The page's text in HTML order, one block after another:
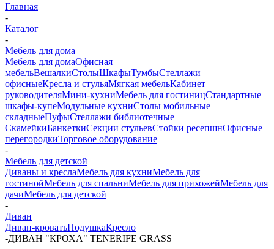
Главная
-
Каталог
-
Мебель для дома
Мебель для домаОфисная
мебельВешалкиСтолыШкафыТумбыСтеллажи
офисныеКресла и стульяМягкая мебельКабинет
руководителяМини-кухниМебель для гостиницСтандартные
шкафы-купеМодульные кухниСтолы мобильные
складныеПуфыСтеллажи библиотечные
СкамейкиБанкеткиСекции стульевСтойки ресепшнОфисные
перегородкиТорговое оборудование
-
Мебель для детской
Диваны и креслаМебель для кухниМебель для
гостинойМебель для спальниМебель для прихожейМебель для
дачиМебель для детской
-
Диван
Диван-кроватьПодушкаКресло
-ДИВАН "КРОХА" TENERIFE GRASS